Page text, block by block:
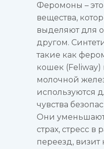
Феромоны –
вещества,
выделяют для
другом.
такие как
кошек
молочной
используются
чувства
Они уменьшают
страх, стресс в
переезд, визит